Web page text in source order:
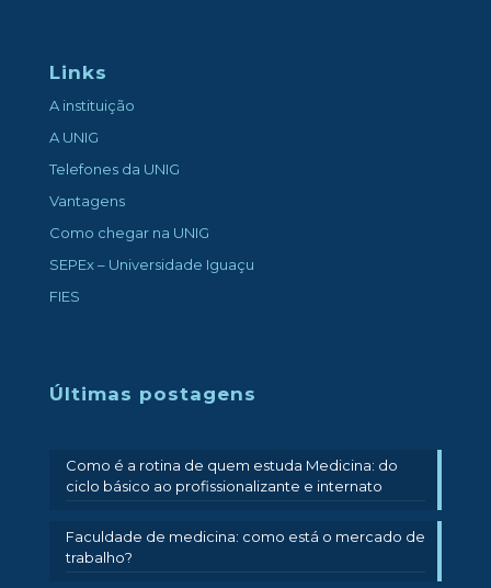
Links
A instituição
A UNIG
Telefones da UNIG
Vantagens
Como chegar na UNIG
SEPEx – Universidade Iguaçu
FIES
Últimas postagens
Como é a rotina de quem estuda Medicina: do
ciclo básico ao profissionalizante e internato
Faculdade de medicina: como está o mercado de
trabalho?